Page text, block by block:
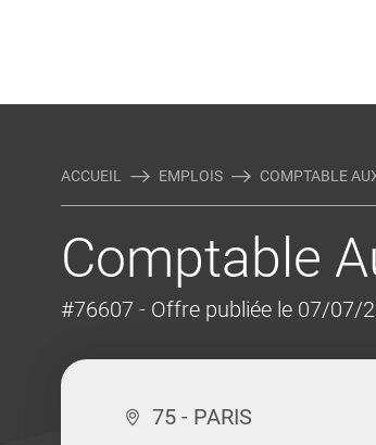
ACCUEIL EMPLOIS COMPTABLE
Comptable
#76607 - Offre publiée le 07/07/
75 - PARIS